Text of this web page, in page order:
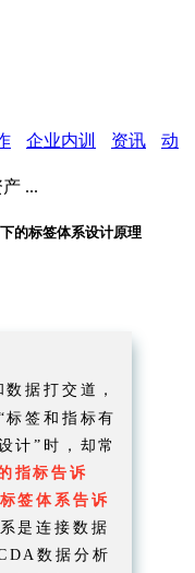
企业内训 资讯
动
...
的标签体系设计原理
据打交道，
标签和指标有
计”时，却常
指标告诉
签体系告诉
是连接数据
数据分析